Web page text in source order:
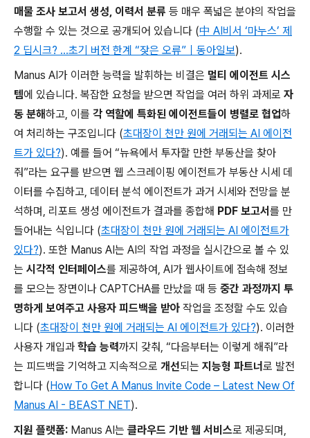
매물 조사 보고서 생성, 이력서 분류 등 매우 폭넓은 분야의 작업을
수행할 수 있는 것으로 공개되어 있습니다 (中 AI비서 ‘마누스’ 제
2 딥시크? …초기 버전 한계 “잦은 오류”｜동아일보).
Manus AI가 이러한 능력을 발휘하는 비결은 멀티 에이전트 시스
템에 있습니다. 복잡한 요청을 받으면 작업을 여러 하위 과제로 자
동 분해하고, 이를 각 역할에 특화된 에이전트들이 병렬로 협업하
여 처리하는 구조입니다 (초대장이 천만 원에 거래되는 AI 에이전
트가 있다?). 예를 들어 “뉴욕에서 투자할 만한 부동산을 찾아
줘”라는 요구를 받으면 웹 스크레이핑 에이전트가 부동산 시세 데
이터를 수집하고, 데이터 분석 에이전트가 과거 시세와 전망을 분
석하며, 리포트 생성 에이전트가 결과를 종합해 PDF 보고서 를 만
들어내는 식입니다 (초대장이 천만 원에 거래되는 AI 에이전트가
있다?). 또한 Manus AI는 AI의 작업 과정을 실시간으로 볼 수 있
는 시각적 인터페이스를 제공하여, AI가 웹사이트에 접속해 정보
를 모으는 장면이나 CAPTCHA를 만났을 때 등 중간 과정까지 투
명하게 보여주고 사용자 피드백을 받아 작업을 조정할 수도 있습
니다 (초대장이 천만 원에 거래되는 AI 에이전트가 있다?). 이러한
사용자 개입과 학습 능력까지 갖춰, “다음부터는 이렇게 해줘”라
는 피드백을 기억하고 지속적으로 개선되는 지능형 파트너로 발전
합니다 (How To Get A Manus Invite Code – Latest New Of
Manus AI - BEAST NET).
지원 플랫폼: Manus AI는 클라우드 기반 웹 서비스로 제공되며,